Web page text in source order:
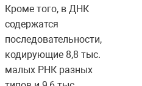
Кроме того, в ДНК
содержатся
последовательности,
кодирующие 8,8 тыс.
малых РНК разных